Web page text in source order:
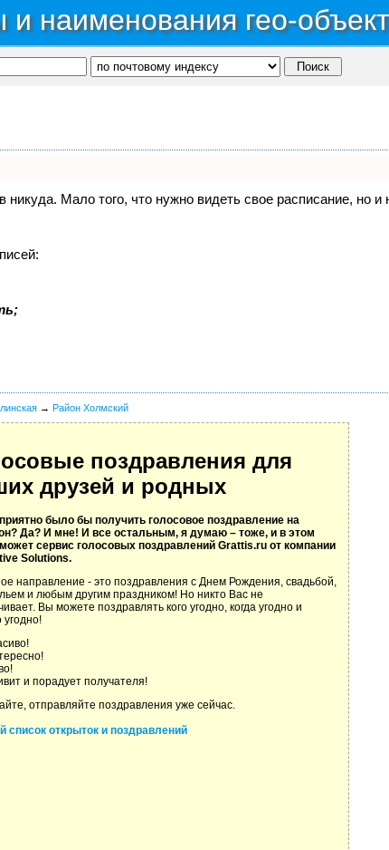
наименования гео-
никуда. Мало того, что нужно видеть свое расписание,
→ Район Холмский
поздравления для
друзей и родных
было бы получить голосовое поздравление на
Да? И мне! И все остальным, я думаю – тоже, и в этом
сервис голосовых поздравлений Grattis.ru от компании
Solutions.
направление - это поздравления с Днем Рождения, свадьбой,
и любым другим праздником! Но никто Вас не
Вы можете поздравлять кого угодно, когда угодно и
угодно!
и порадует получателя!
отправляйте поздравления уже сейчас.
список открыток и поздравлений